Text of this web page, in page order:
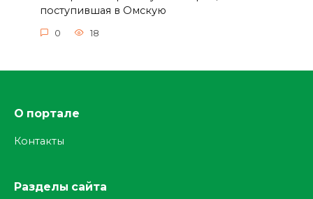
поступившая в Омскую
0 18
О портале
Контакты
Разделы сайта